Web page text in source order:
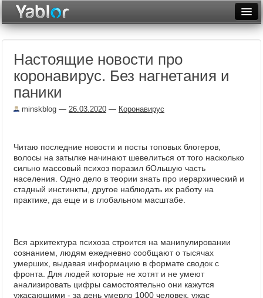
Неделя
Месяц
Рейтинги
Фототоп
Видеотоп
Настоящие новости про
коронавирус. Без нагнетания и
паники
minskblog — 26.03.2020 — Коронавирус
Читаю последние новости и посты топовых блогеров,
волосы на затылке начинают шевелиться от того насколько
сильно массовый психоз поразил бОльшую часть
населения. Одно дело в теории знать про иерархический и
стадный инстинкты, другое наблюдать их работу на
практике, да еще и в глобальном масштабе.
Вся архитектура психоза строится на манипулировании
сознанием, людям ежедневно сообщают о тысячах
умерших, выдавая информацию в формате сводок с
фронта. Для людей которые не хотят и не умеют
анализировать цифры самостоятельно они кажутся
ужасающими - за день умерло 1000 человек, ужас